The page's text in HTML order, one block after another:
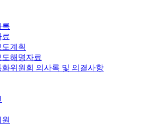
록
료
계획
도해명자료
화위원회 의사록 및 의결사항